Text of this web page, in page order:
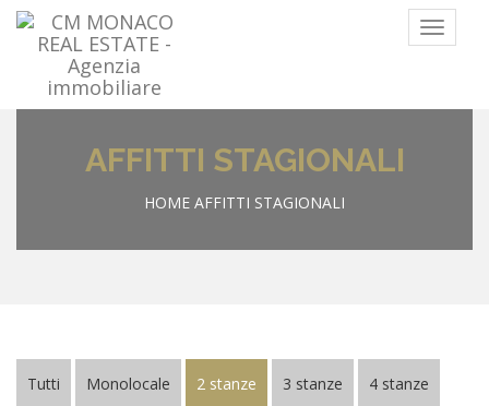
Menu
AFFITTI STAGIONALI
HOME AFFITTI STAGIONALI
Tutti Monolocale 2 stanze 3 stanze 4 stanze